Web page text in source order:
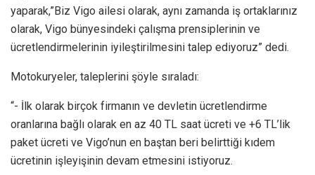
yaparak,”Biz Vigo ailesi olarak, aynı zamanda iş ortaklarınız
olarak, Vigo bünyesindeki çalışma prensiplerinin ve
ücretlendirmelerinin iyileştirilmesini talep ediyoruz” dedi.
Motokuryeler, taleplerini şöyle sıraladı:
“- İlk olarak birçok firmanın ve devletin ücretlendirme
oranlarına bağlı olarak en az 40 TL saat ücreti ve +6 TL’lik
paket ücreti ve Vigo’nun en baştan beri belirttiği kıdem
ücretinin işleyişinin devam etmesini istiyoruz.